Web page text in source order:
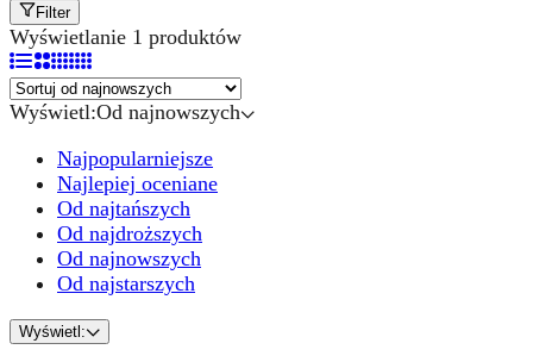
Filter
Wyświetlanie 1 produktów
Wyświetl:Od najnowszych
Najpopularniejsze
Najlepiej oceniane
Od najtańszych
Od najdroższych
Od najnowszych
Od najstarszych
Wyświetl: